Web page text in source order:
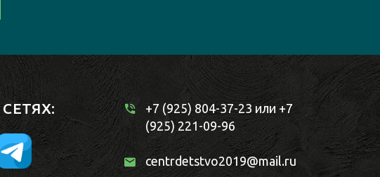
+7 (925) 804-37-23 или+7
(925) 221-09-96
centrdetstvo2019@mail.ru